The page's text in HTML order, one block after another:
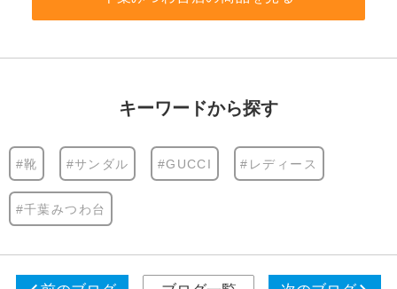
キーワードから探す
#靴 #サンダル #GUCCI #レディース
#千葉みつわ台